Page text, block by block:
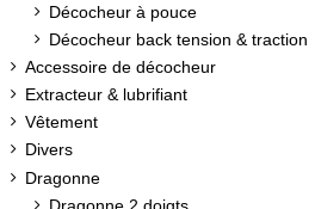
Décocheur à pouce
Décocheur back tension & traction
Accessoire de décocheur
Extracteur & lubrifiant
Vêtement
Divers
Dragonne